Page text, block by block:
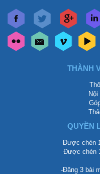
THÀNH
Nội
QUYỀN
Được chèn
Được chèn
-Đăng 3 bài